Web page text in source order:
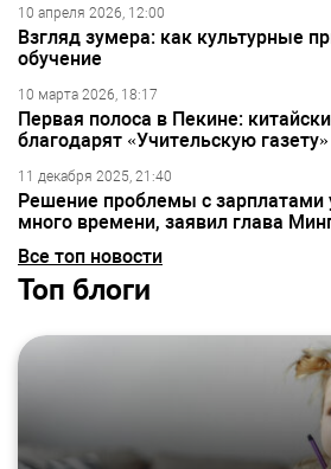
10 апреля 2026, 12:00
Взгляд зумера: как культурные
обучение
10 марта 2026, 18:17
Первая полоса в Пекине:
благодарят «Учительскую газету»
11 декабря 2025, 21:40
Решение проблемы с зарплатами
много времени, заявил глава
Все топ новости
Топ блоги